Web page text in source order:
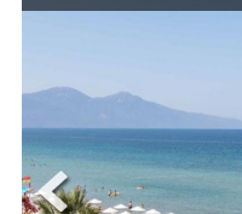
ФИРМЕНИ ДОКУМЕНТИ
0700 144 34